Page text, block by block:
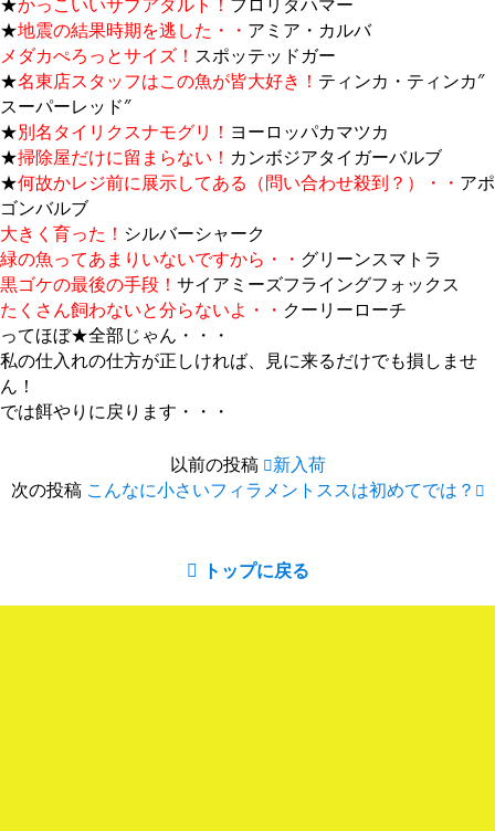
★地震の結果時期を逃した・・ アミア・カルバ
メダカぺろっとサイズ！ スポッテッドガー
★名東店スタッフはこの魚が皆大好き！ ティンカ・ティンカ″
スーパーレッド″
★別名タイリクスナモグリ！ ヨーロッパカマツカ
★掃除屋だけに留まらない！ カンボジアタイガーバルブ
★何故かレジ前に展示してある（問い合わせ殺到？）・・ アポ
ゴンバルブ
大きく育った！ シルバーシャーク
緑の魚ってあまりいないですから・・ グリーンスマトラ
黒ゴケの最後の手段！ サイアミーズフライングフォックス
たくさん飼わないと分らないよ・・ クーリーローチ
ってほぼ★全部じゃん・・・
私の仕入れの仕方が正しければ、見に来るだけでも損しませ
ん！
では餌やりに戻ります・・・
以前の投稿
新入荷
次の投稿 こんなに小さいフィラメントススは初めてでは？
トップに戻る